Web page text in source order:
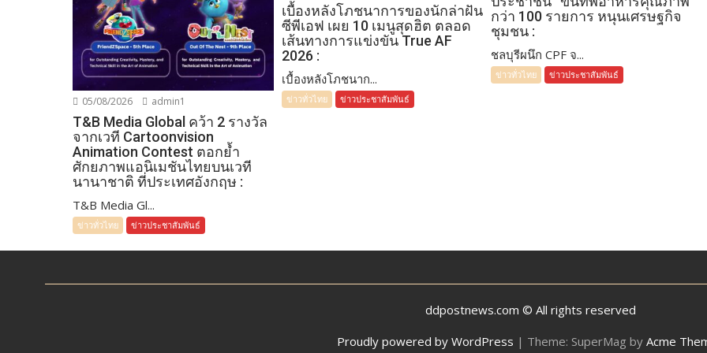
05/08/2026 admin1
T&B Media Global คว้า 2 รางวัล
จากเวที Cartoonvision
Animation Contest ตอกย้ำ
ศักยภาพแอนิเมชันไทยบนเวที
นานาชาติ ที่ประเทศอังกฤษ :
T&B Media Gl...
ข่าวทั่วไทย ข่าวประชาสัมพันธ์
เบื้องหลังโภชนาการของนักล่าฝัน
ซีพีเอฟ เผย 10 เมนูสุดฮิต ตลอด
เส้นทางการแข่งขัน True AF
2026 :
เบื้องหลังโภชนาก...
ข่าวทั่วไทย ข่าวประชาสัมพันธ์
กว่า 100 รายการ หนุนเศรษฐกิจ
ชุมชน :
ชลบุรีผนึก CPF จ...
ข่าวทั่วไทย ข่าวประชาสัมพันธ์
ddpostnews.com © All rights reserved
Proudly powered by WordPress | Theme: SuperMag by Acme